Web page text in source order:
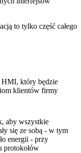
to tylko część całego
HMI, który będzie
klientów firmy
aby wszystkie
się ze sobą - w tym
energii - przy
protokołów